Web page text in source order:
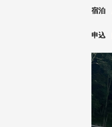
宿泊
申込